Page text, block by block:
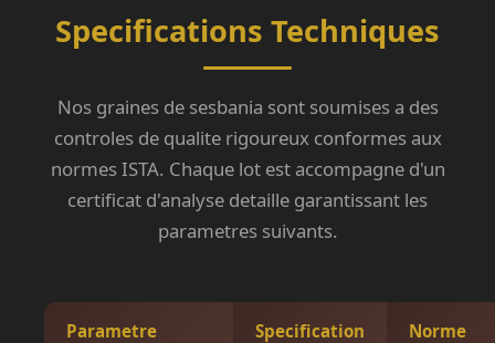
Specifications Techniques
Nos graines de sesbania sont soumises a des
controles de qualite rigoureux conformes aux
normes ISTA. Chaque lot est accompagne d'un
certificat d'analyse detaille garantissant les
parametres suivants.
Parametre Specification Norme